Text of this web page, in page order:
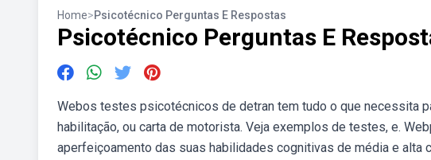
Home>Psicotécnico Perguntas E Respostas
Psicotécnico Perguntas E
Webos testes psicotécnicos de detran tem tudo o que necessita
habilitação, ou carta de motorista. Veja exemplos de testes, e.
aperfeiçoamento das suas habilidades cognitivas de média e alta